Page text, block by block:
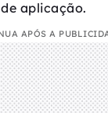
aplicação.
APÓS A